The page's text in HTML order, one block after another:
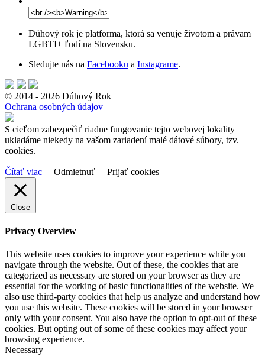
Dúhový rok je platforma, ktorá sa venuje životom a právam
LGBTI+ ľudí na Slovensku.
Sledujte nás na Facebooku a Instagrame.
© 2014 - 2026 Dúhový Rok
Ochrana osobných údajov
S cieľom zabezpečiť riadne fungovanie tejto webovej lokality
ukladáme niekedy na vašom zariadení malé dátové súbory, tzv.
cookies.
Čítať viac Odmietnuť Prijať cookies
Close
Privacy Overview
This website uses cookies to improve your experience while you
navigate through the website. Out of these, the cookies that are
categorized as necessary are stored on your browser as they are
essential for the working of basic functionalities of the website. We
also use third-party cookies that help us analyze and understand how
you use this website. These cookies will be stored in your browser
only with your consent. You also have the option to opt-out of these
cookies. But opting out of some of these cookies may affect your
browsing experience.
Necessary